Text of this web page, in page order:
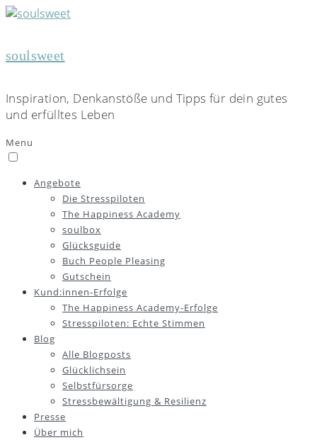
soulsweet
Inspiration, Denkanstöße und Tipps für dein gutes
und erfülltes Leben
Menu
Angebote
Die Stresspiloten
The Happiness Academy
soulbox
Glücksguide
Buch People Pleasing
Gutschein
Kund:innen-Erfolge
The Happiness Academy-Erfolge
Stresspiloten: Echte Stimmen
Blog
Alle Blogposts
Glücklichsein
Selbstfürsorge
Stressbewältigung & Resilienz
Presse
Über mich